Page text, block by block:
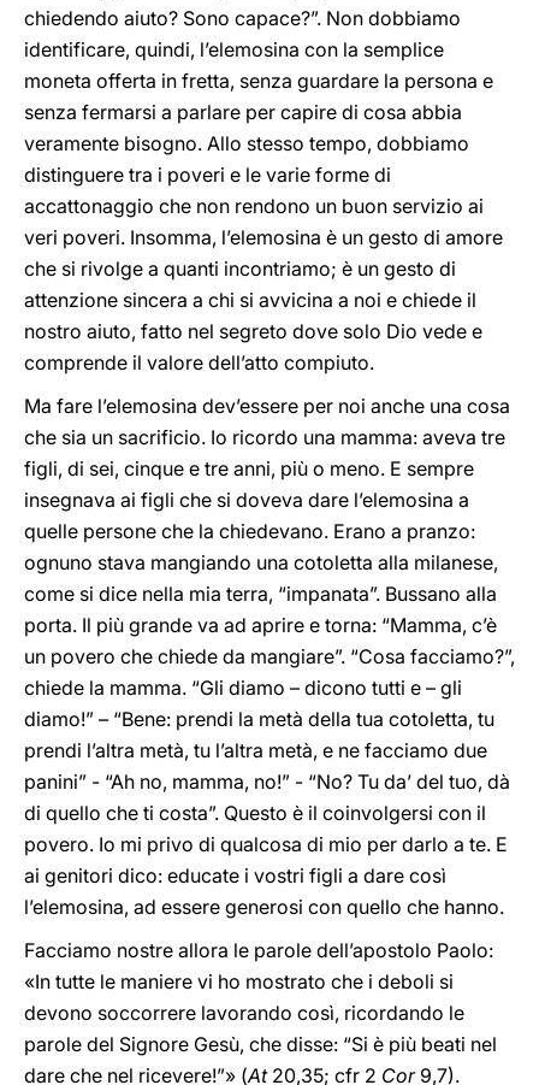
chiedendo aiuto? Sono capace?”. Non dobbiamo
identificare, quindi, l’elemosina con la semplice
moneta offerta in fretta, senza guardare la persona e
senza fermarsi a parlare per capire di cosa abbia
veramente bisogno. Allo stesso tempo, dobbiamo
distinguere tra i poveri e le varie forme di
accattonaggio che non rendono un buon servizio ai
veri poveri. Insomma, l’elemosina è un gesto di amore
che si rivolge a quanti incontriamo; è un gesto di
attenzione sincera a chi si avvicina a noi e chiede il
nostro aiuto, fatto nel segreto dove solo Dio vede e
comprende il valore dell’atto compiuto.
Ma fare l’elemosina dev’essere per noi anche una cosa
che sia un sacrificio. Io ricordo una mamma: aveva tre
figli, di sei, cinque e tre anni, più o meno. E sempre
insegnava ai figli che si doveva dare l’elemosina a
quelle persone che la chiedevano. Erano a pranzo:
ognuno stava mangiando una cotoletta alla milanese,
come si dice nella mia terra, “impanata”. Bussano alla
porta. Il più grande va ad aprire e torna: “Mamma, c’è
un povero che chiede da mangiare”. “Cosa facciamo?”,
chiede la mamma. “Gli diamo – dicono tutti e – gli
diamo!” – “Bene: prendi la metà della tua cotoletta, tu
prendi l’altra metà, tu l’altra metà, e ne facciamo due
panini” - “Ah no, mamma, no!” - “No? Tu da’ del tuo, dà
di quello che ti costa”. Questo è il coinvolgersi con il
povero. Io mi privo di qualcosa di mio per darlo a te. E
ai genitori dico: educate i vostri figli a dare così
l’elemosina, ad essere generosi con quello che hanno.
Facciamo nostre allora le parole dell’apostolo Paolo:
«In tutte le maniere vi ho mostrato che i deboli si
devono soccorrere lavorando così, ricordando le
parole del Signore Gesù, che disse: “Si è più beati nel
dare che nel ricevere!”» (At20,35; cfr 2 Cor9,7).